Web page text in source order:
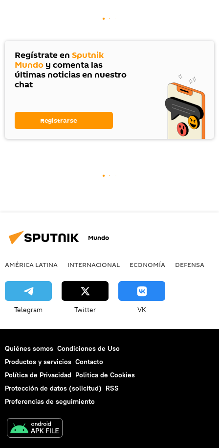
Regístrate en Sputnik
Mundo y comenta las
últimas noticias en nuestro
chat
Registrarse
Mundo
AMÉRICA LATINA INTERNACIONAL ECONOMÍA DEFENSA
Telegram Twitter VK
Quiénes somos Condiciones de Uso
Productos y servicios Contacto
Política de Privacidad Politica de Cookies
Protección de datos (solicitud) RSS
Preferencias de seguimiento